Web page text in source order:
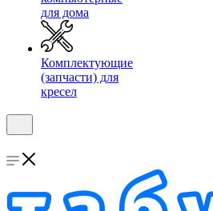
для дома
Комплектующие
(запчасти) для
кресел